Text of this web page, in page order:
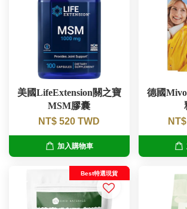
美國LifeExtension關之寶
MSM膠囊
NT$ 520 TWD
加入購物車
德國
Best特選現貨